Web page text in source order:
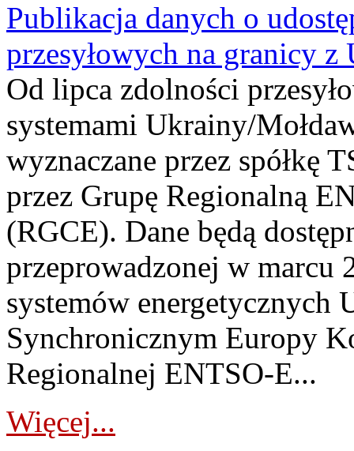
Publikacja danych o
przesyłowych na granicy z
Od lipca zdolności
systemami Ukrainy/
wyznaczane przez spółkę
przez Grupę Regionalną
(RGCE). Dane będą
przeprowadzonej w marcu
systemów energetycznych
Synchronicznym Europy
Regionalnej ENTSO-E...
Więcej...